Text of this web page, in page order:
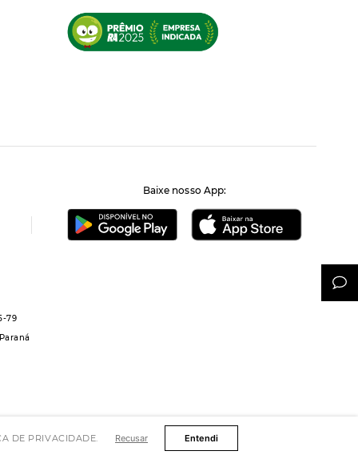
DE PRIVACIDADE. Recusar Entendi
Baixe nosso App:
79
reservados.